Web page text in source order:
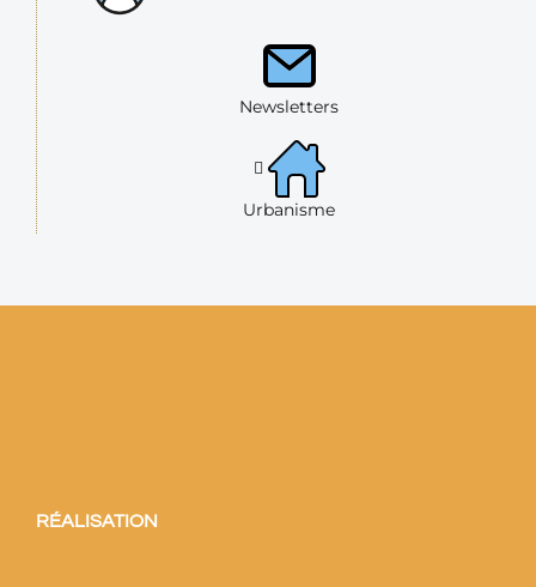
Newsletters
Urbanisme
RÉALISATION